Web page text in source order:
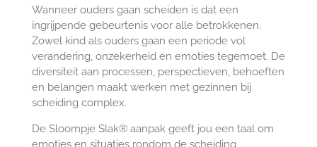
Wanneer ouders gaan scheiden is dat een
ingrijpende gebeurtenis voor alle betrokkenen.
Zowel kind als ouders gaan een periode vol
verandering, onzekerheid en emoties tegemoet. De
diversiteit aan processen, perspectieven, behoeften
en belangen maakt werken met gezinnen bij
scheiding complex.
De Sloompje Slak® aanpak geeft jou een taal om
emoties en situaties rondom de scheiding